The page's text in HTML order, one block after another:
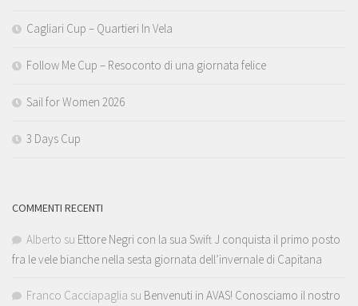
Cagliari Cup – Quartieri In Vela
Follow Me Cup – Resoconto di una giornata felice
Sail for Women 2026
3 Days Cup
COMMENTI RECENTI
Alberto su Ettore Negri con la sua Swift J conquista il primo posto
fra le vele bianche nella sesta giornata dell’invernale di Capitana
Franco Cacciapaglia su Benvenuti in AVAS! Conosciamo il nostro